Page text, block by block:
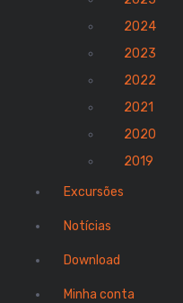
2024
2023
2022
2021
2020
2019
Excursões
Notícias
Download
Minha conta